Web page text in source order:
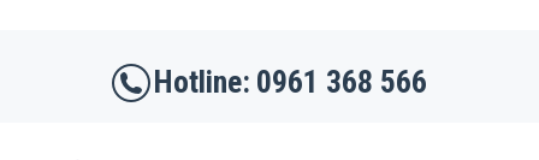
0961 368 566